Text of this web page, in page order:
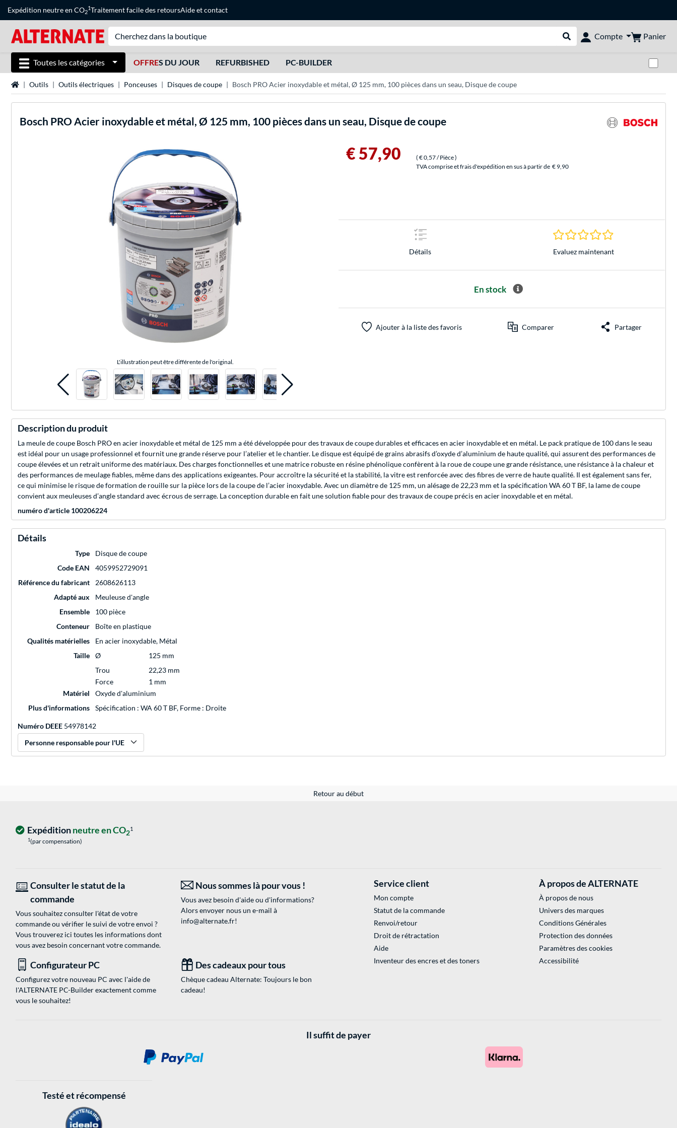
Expédition neutre en CO2
1Traitement facile des retoursAideetcontact
Rechercher dans le shop
Compte Panier
Toutes les catégories OFFRES DU JOUR REFURBISHED PC-BUILDER
Page d'accueil
Outils Outils électriques Ponceuses Disques de coupe Bosch PRO Acier inoxydable et métal, Ø 125 mm, 100 pièces dans un seau, Disque de coupe
Bosch PRO Acier inoxydable et métal, Ø 125 mm, 100 pièces dans un seau, Disque de coupe
L'illustration peut être différente de l'original.
€ 57,90 ( € 0,57/ Pièce)
TVA comprise et frais d'expédition en sus à partir de € 9,90
Détails
0.0 Étoiles à 0
Evaluez maintenant
En stock
Ajouter à la liste des favoris Comparer Partager
Description du produit
La meule de coupe Bosch PRO en acier inoxydable et métal de 125 mm a été développée pour des travaux de coupe durables et efficaces en acier inoxydable et en métal. Le pack pratique de 100 dans le seau
est idéal pour un usage professionnel et fournit une grande réserve pour l’atelier et le chantier. Le disque est équipé de grains abrasifs d’oxyde d’aluminium de haute qualité, qui assurent des performances de
coupe élevées et un retrait uniforme des matériaux. Des charges fonctionnelles et une matrice robuste en résine phénolique confèrent à la roue de coupe une grande résistance, une résistance à la chaleur et
des performances de meulage fiables, même dans des applications exigeantes. Pour accroître la sécurité et la stabilité, la vitre est renforcée avec des fibres de verre de haute qualité. Il est également sans fer,
ce qui minimise le risque de formation de rouille sur la pièce lors de la coupe de l’acier inoxydable. Avec un diamètre de 125 mm, un alésage de 22,23 mm et la spécification WA 60 T BF, la lame de coupe
convient aux meuleuses d’angle standard avec écrous de serrage. La conception durable en fait une solution fiable pour des travaux de coupe précis en acier inoxydable et en métal.
numéro d'article 100206224
Détails
Type
Disque de coupe
Code EAN
4059952729091
Référence du fabricant
2608626113
Adapté aux
Meuleuse d'angle
Ensemble
100 pièce
Conteneur
Boîte en plastique
Qualités matérielles
En acier inoxydable, Métal
Taille
Ø
125 mm
Trou
22,23 mm
Force
1 mm
Matériel
Oxyde d'aluminium
Plus d'informations
Spécification : WA 60 T BF, Forme : Droite
Numéro DEEE 54978142
Personne responsable pour l'UE
Retour au début
Expéditionneutre en CO21
1(par compensation)
Consulter le statut de la
commande
Vous souhaitez consulter l'état de votre
commande ou vérifier le suivi de votre envoi ?
Vous trouverez ici toutes les informations dont
vous avez besoin concernant votre commande.
Nous sommes là pour vous !
Vous avez besoin d'aide ou d'informations?
Alors envoyer nous un e-mail à
info@alternate.fr!
Configurateur PC
Configurez votre nouveau PC avec l'aide de
l'ALTERNATE PC-Builder exactement comme
vous le souhaitez!
Des cadeaux pour tous
Chèque cadeau Alternate: Toujours le bon
cadeau!
Service client
Mon compte
Statut de la commande
Renvoi/retour
Droit de rétractation
Aide
Inventeur des encres et des toners
À propos de ALTERNATE
À propos de nous
Univers des marques
Conditions Générales
Protection des données
Paramètres des cookies
Accessibilité
Il suffit de payer
Testé et récompensé